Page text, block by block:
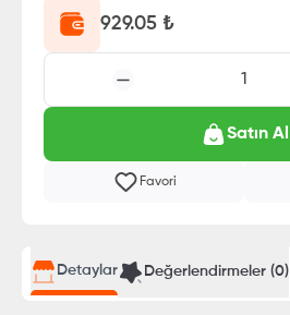
929.05 ₺
1
Satın Al
Favori
Detaylar Değerlendirmeler (0)